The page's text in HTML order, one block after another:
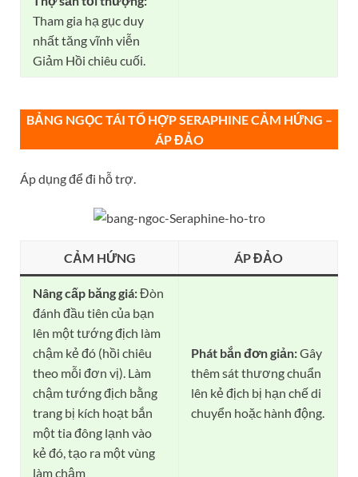
Tham gia hạ gục duy
nhất tăng vĩnh viễn
Giảm Hồi chiêu cuối.
BẢNG NGỌC TÁI TỔ HỢPSERAPHINECẢM HỨNG –
ÁP ĐẢO
Áp dụng để đi hỗ trợ.
CẢM HỨNG ÁP ĐẢO
Nâng cấp băng giá:Đòn
đánh đầu tiên của bạn
lên một tướng địch làm
chậm kẻ đó (hồi chiêu
theo mỗi đơn vị). Làm
chậm tướng địch bằng
trang bị kích hoạt bắn
một tia đông lạnh vào
kẻ đó, tạo ra một vùng
làm chậm
Phát bắn đơn giản:Gây
thêm sát thương chuẩn
lên kẻ địch bị hạn chế di
chuyển hoặc hành động.